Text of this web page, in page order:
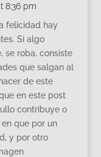
8:36 pm
felicidad hay
Si algo
se roba, consiste
que salgan al
de este
en este post
contribuye o
que por un
y por otro